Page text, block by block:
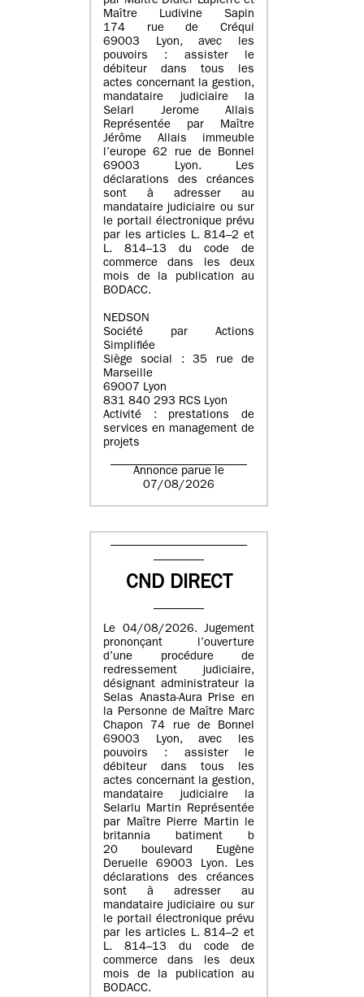
Maître Ludivine Sapin
174 rue de Créqui
69003 Lyon, avec les
pouvoirs : assister le
débiteur dans tous les
actes concernant la gestion,
mandataire judiciaire la
Selarl Jerome Allais
Représentée par Maître
Jérôme Allais immeuble
l’europe 62 rue de Bonnel
69003 Lyon. Les
déclarations des créances
sont à adresser au
mandataire judiciaire ou sur
le portail électronique prévu
par les articles L. 814–2 et
L. 814–13 du code de
commerce dans les deux
mois de la publication au
BODACC.
NEDSON
Société par Actions
Simplifiée
Siège social : 35 rue de
Marseille
69007 Lyon
831 840 293 RCS Lyon
Activité : prestations de
services en management de
projets
Annonce parue le
07/08/2026
CND DIRECT
Le 04/08/2026. Jugement
prononçant l’ouverture
d’une procédure de
redressement judiciaire,
désignant administrateur la
Selas Anasta-Aura Prise en
la Personne de Maître Marc
Chapon 74 rue de Bonnel
69003 Lyon, avec les
pouvoirs : assister le
débiteur dans tous les
actes concernant la gestion,
mandataire judiciaire la
Selarlu Martin Représentée
par Maître Pierre Martin le
britannia batiment b
20 boulevard Eugène
Deruelle 69003 Lyon. Les
déclarations des créances
sont à adresser au
mandataire judiciaire ou sur
le portail électronique prévu
par les articles L. 814–2 et
L. 814–13 du code de
commerce dans les deux
mois de la publication au
BODACC.